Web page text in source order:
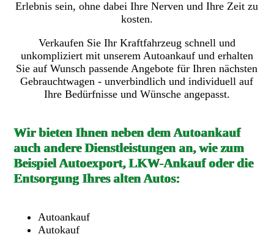
Erlebnis sein, ohne dabei Ihre Nerven und Ihre Zeit zu
kosten.
Verkaufen Sie Ihr Kraftfahrzeug schnell und
unkompliziert mit unserem Autoankauf und erhalten
Sie auf Wunsch passende Angebote für Ihren nächsten
Gebrauchtwagen - unverbindlich und individuell auf
Ihre Bedürfnisse und Wünsche angepasst.
Wir bieten Ihnen neben dem Autoankauf
auch andere Dienstleistungen an, wie zum
Beispiel Autoexport, LKW-Ankauf oder die
Entsorgung Ihres alten Autos:
Autoankauf
Autokauf